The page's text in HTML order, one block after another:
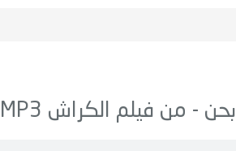
بحن - من فيلم الكراش